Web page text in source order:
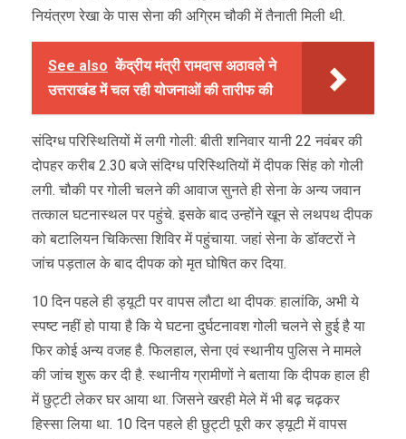
नियंत्रण रेखा के पास सेना की अग्रिम चौकी में तैनाती मिली थी.
See also केंद्रीय मंत्री रामदास अठावले ने
उत्तराखंड में चल रही योजनाओं की तारीफ की
संदिग्ध परिस्थितियों में लगी गोली: बीती शनिवार यानी 22 नवंबर की
दोपहर करीब 2.30 बजे संदिग्ध परिस्थितियों में दीपक सिंह को गोली
लगी. चौकी पर गोली चलने की आवाज सुनते ही सेना के अन्य जवान
तत्काल घटनास्थल पर पहुंचे. इसके बाद उन्होंने खून से लथपथ दीपक
को बटालियन चिकित्सा शिविर में पहुंचाया. जहां सेना के डॉक्टरों ने
जांच पड़ताल के बाद दीपक को मृत घोषित कर दिया.
10 दिन पहले ही ड्यूटी पर वापस लौटा था दीपक: हालांकि, अभी ये
स्पष्ट नहीं हो पाया है कि ये घटना दुर्घटनावश गोली चलने से हुई है या
फिर कोई अन्य वजह है. फिलहाल, सेना एवं स्थानीय पुलिस ने मामले
की जांच शुरू कर दी है. स्थानीय ग्रामीणों ने बताया कि दीपक हाल ही
में छुट्टी लेकर घर आया था. जिसने खरही मेले में भी बढ़ चढ़कर
हिस्सा लिया था. 10 दिन पहले ही छुट्टी पूरी कर ड्यूटी में वापस